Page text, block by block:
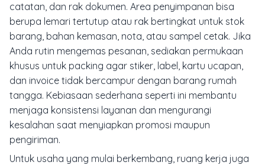
catatan, dan rak dokumen. Area penyimpanan bisa
berupa lemari tertutup atau rak bertingkat untuk stok
barang, bahan kemasan, nota, atau sampel cetak. Jika
Anda rutin mengemas pesanan, sediakan permukaan
khusus untuk packing agar stiker, label, kartu ucapan,
dan invoice tidak bercampur dengan barang rumah
tangga. Kebiasaan sederhana seperti ini membantu
menjaga konsistensi layanan dan mengurangi
kesalahan saat menyiapkan promosi maupun
pengiriman.
Untuk usaha yang mulai berkembang, ruang kerja juga